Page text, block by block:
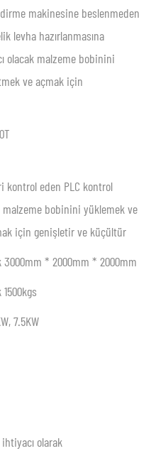
makinesine beslenmeden
levha hazırlanmasına
olacak malzeme bobinini
ve açmak için
kontrol eden PLC kontrol
bobinini yüklemek ve
için genişletir ve küçültür
3000mm * 2000mm * 2000mm
1500kgs
7.5KW
olarak